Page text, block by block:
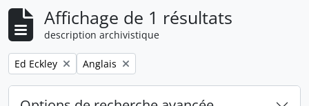
Affichage de 1 résultats
description archivistique
Remove filter:
Ed Eckley Remove filter:
Anglais